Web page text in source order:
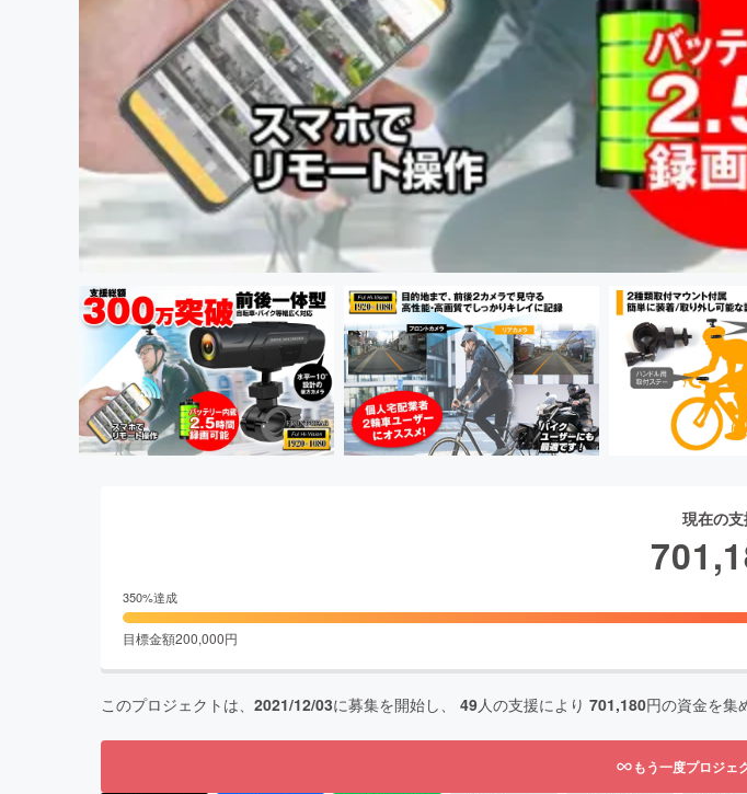
現在の
350%達成
目標金額200,000円
このプロジェクトは、 2021/12/03に募集を開始し、 49人の支援により 701,180円の資金を集
もう一度プロジェ